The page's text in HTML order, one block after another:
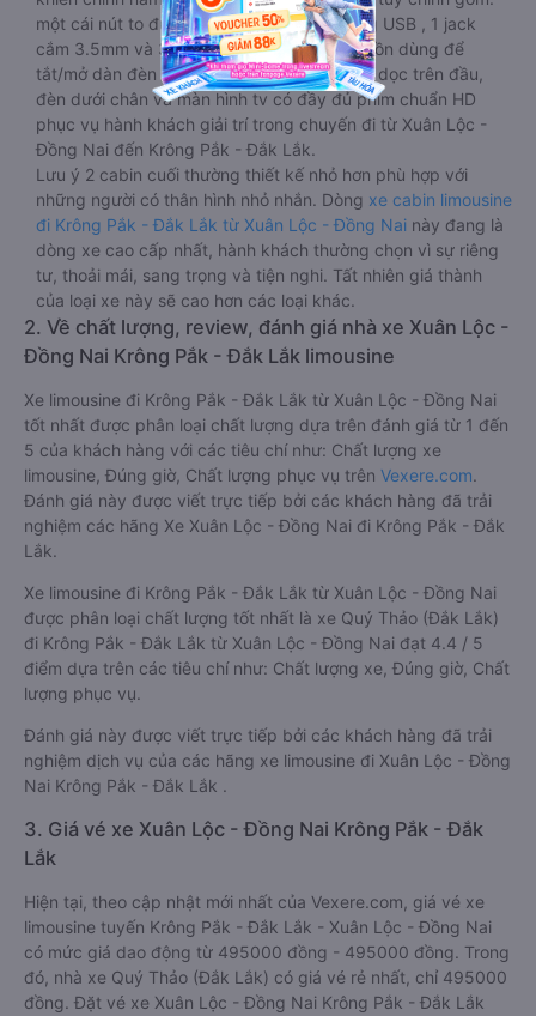
một cái nút to đùng để gọi tiếp viên, 2 cổng USB , 1 jack
cắm 3.5mm và 3 cái nút có biểu tượng nguồn dùng để
tắt/mở dàn đèn chính của buồng nằm chạy dọc trên đầu,
đèn dưới chân và màn hình tv có đầy đủ phim chuẩn HD
phục vụ hành khách giải trí trong chuyến đi từ Xuân Lộc -
Đồng Nai đến Krông Pắk - Đắk Lắk.
Lưu ý 2 cabin cuối thường thiết kế nhỏ hơn phù hợp với
những người có thân hình nhỏ nhắn. Dòng xe cabin limousine
đi Krông Pắk - Đắk Lắk từ Xuân Lộc - Đồng Nai này đang là
dòng xe cao cấp nhất, hành khách thường chọn vì sự riêng
tư, thoải mái, sang trọng và tiện nghi. Tất nhiên giá thành
của loại xe này sẽ cao hơn các loại khác.
2. Về chất lượng, review, đánh giá nhà xe Xuân Lộc -
Đồng Nai Krông Pắk - Đắk Lắk limousine
Xe limousine đi Krông Pắk - Đắk Lắk từ Xuân Lộc - Đồng Nai
tốt nhất được phân loại chất lượng dựa trên đánh giá từ 1 đến
5 của khách hàng với các tiêu chí như: Chất lượng xe
limousine, Đúng giờ, Chất lượng phục vụ trên Vexere.com.
Đánh giá này được viết trực tiếp bởi các khách hàng đã trải
nghiệm các hãng Xe Xuân Lộc - Đồng Nai đi Krông Pắk - Đắk
Lắk.
Xe limousine đi Krông Pắk - Đắk Lắk từ Xuân Lộc - Đồng Nai
được phân loại chất lượng tốt nhất là xe Quý Thảo (Đắk Lắk)
đi Krông Pắk - Đắk Lắk từ Xuân Lộc - Đồng Nai đạt 4.4 / 5
điểm dựa trên các tiêu chí như: Chất lượng xe, Đúng giờ, Chất
lượng phục vụ.
Đánh giá này được viết trực tiếp bởi các khách hàng đã trải
nghiệm dịch vụ của các hãng xe limousine đi Xuân Lộc - Đồng
Nai Krông Pắk - Đắk Lắk .
3. Giá vé xe Xuân Lộc - Đồng Nai Krông Pắk - Đắk
Lắk
Hiện tại, theo cập nhật mới nhất của Vexere.com, giá vé xe
limousine tuyến Krông Pắk - Đắk Lắk - Xuân Lộc - Đồng Nai
có mức giá dao động từ 495000 đồng - 495000 đồng. Trong
đó, nhà xe Quý Thảo (Đắk Lắk) có giá vé rẻ nhất, chỉ 495000
đồng. Đặt vé xe Xuân Lộc - Đồng Nai Krông Pắk - Đắk Lắk